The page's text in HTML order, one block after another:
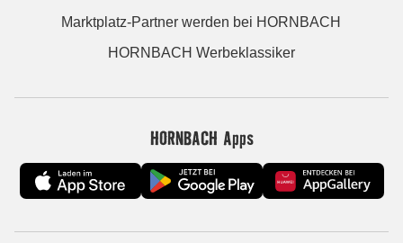
Marktplatz-Partner werden bei HORNBACH
HORNBACH Werbeklassiker
HORNBACH Apps